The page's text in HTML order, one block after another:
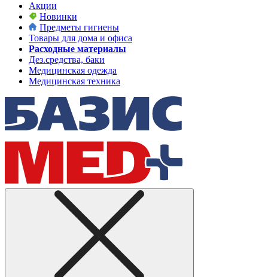
Акции
Новинки
Предметы гигиены
Товары для дома и офиса
Расходные материалы
Дез.средства, баки
Медицинская одежда
Медицинская техника